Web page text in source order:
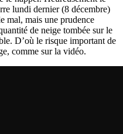
lundi dernier (8 décembre)
mal, mais une prudence
de neige tombée sur le
D’où le risque important de
comme sur la vidéo.